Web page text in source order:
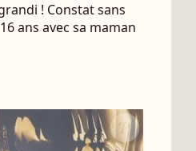
! Constat sans
ans avec sa maman